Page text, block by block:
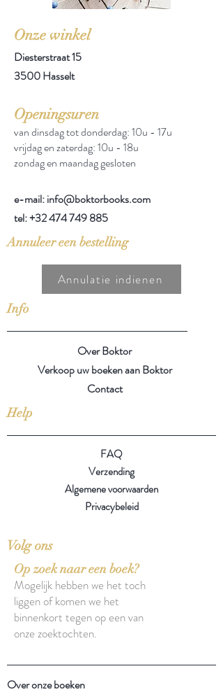
Onze winkel
Diesterstraat 15
3500 Hasselt
Openingsuren
van dinsdag tot donderdag: 10u - 17u
vrijdag en zaterdag: 10u - 18u
zondag en maandag gesloten
e-mail: info@boktorbooks.com
tel:+32 474 749 885
Annuleer een bestelling
Annulatie indienen
Info
Over Boktor
Verkoop uw boeken aan Boktor
Contact
Help
FAQ
Verzending
Algemene voorwaarden
Privacybeleid
Volg ons
Op zoek naar een boek?
Mogelijk hebben we het toch
liggen of komen we het
binnenkort tegen op een van
onze zoektochten.
Over onze boeken